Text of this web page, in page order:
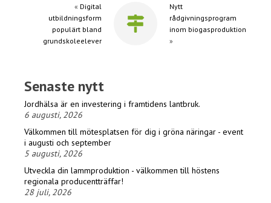
« Digital
utbildningsform
populärt bland
grundskoleelever
Nytt
rådgivningsprogram
inom biogasproduktion
»
Senaste nytt
Jordhälsa är en investering i framtidens lantbruk.
6 augusti, 2026
Välkommen till mötesplatsen för dig i gröna näringar - event
i augusti och september
5 augusti, 2026
Utveckla din lammproduktion - välkommen till höstens
regionala producentträffar!
28 juli, 2026